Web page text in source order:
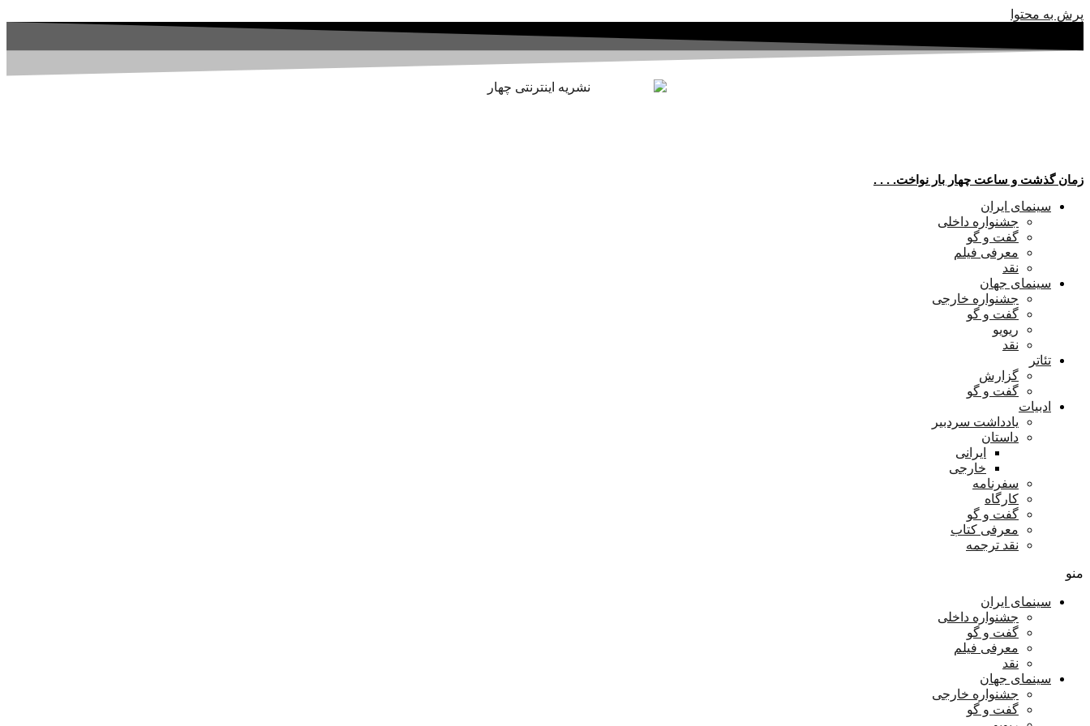
پرش به محتوا
زمان گذشت و ساعت چهار بار نواخت. . . .
سینمای ایران
جشنواره داخلی
گفت و گو
معرفی فیلم
نقد
سینمای جهان
جشنواره خارجی
گفت و گو
ریویو
نقد
تئاتر
گزارش
گفت و گو
ادبیات
یادداشت سردبیر
داستان
ایرانی
خارجی
سفرنامه
کارگاه
گفت و گو
معرفی کتاب
نقد ترجمه
منو
سینمای ایران
جشنواره داخلی
گفت و گو
معرفی فیلم
نقد
سینمای جهان
جشنواره خارجی
گفت و گو